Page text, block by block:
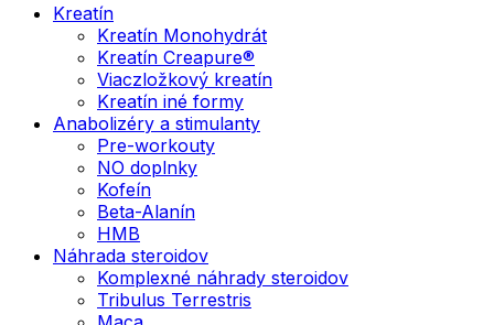
Kreatín
Kreatín Monohydrát
Kreatín Creapure®
Viaczložkový kreatín
Kreatín iné formy
Anabolizéry a stimulanty
Pre-workouty
NO doplnky
Kofeín
Beta-Alanín
HMB
Náhrada steroidov
Komplexné náhrady steroidov
Tribulus Terrestris